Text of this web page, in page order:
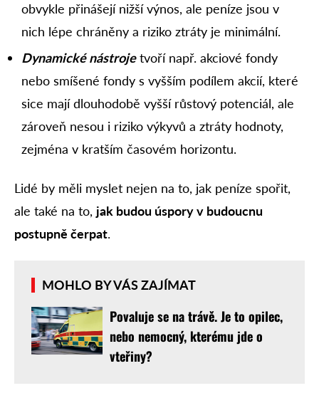
obvykle přinášejí nižší výnos, ale peníze jsou v
nich lépe chráněny a riziko ztráty je minimální.
Dynamické nástrojetvoří např. akciové fondy
nebo smíšené fondy s vyšším podílem akcií, které
sice mají dlouhodobě vyšší růstový potenciál, ale
zároveň nesou i riziko výkyvů a ztráty hodnoty,
zejména v kratším časovém horizontu.
Lidé by měli myslet nejen na to, jak peníze spořit,
ale také na to, jak budou úspory v budoucnu
postupně čerpat.
MOHLO BY VÁS ZAJÍMAT
Povaluje se na trávě. Je to opilec,
nebo nemocný, kterému jde o
vteřiny?